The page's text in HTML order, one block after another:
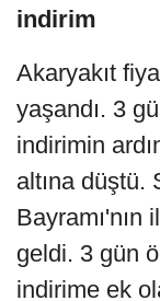
indirim
Akaryakıt
yaşandı. 3
indirimin
altına düştü.
Bayramı'nın
geldi. 3 gün
indirime ek